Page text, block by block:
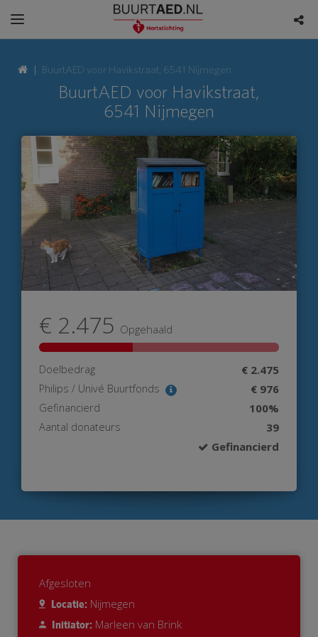
BuurtAED voor Havikstraat, 6541 Nijmegen
BuurtAED voor Havikstraat,
6541 Nijmegen
€ 2.475 Opgehaald
Doelbedrag € 2.475
Philips / Univé Buurtfonds € 976
Gefinancierd 100%
Aantal donateurs
39
Gefinancierd
Afgesloten
Locatie: Nijmegen
Initiator: Marleen van Brink